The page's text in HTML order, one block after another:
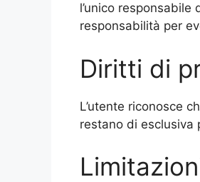
l’unico
responsabilità per
Diritti di
L’utente riconosce
restano di esclusiva